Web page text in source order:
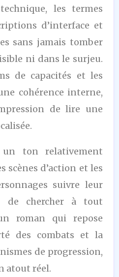
les termes
d’interface et
sans jamais tomber
ni dans le surjeu.
de capacités et les
cohérence interne,
de lire une
un ton relativement
scènes d’action et les
suivre leur
de chercher à tout
roman qui repose
des combats et la
de progression,
atout réel.